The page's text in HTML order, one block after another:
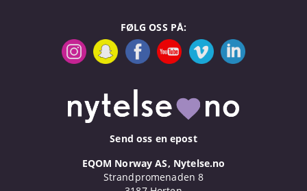
FØLG OSS PÅ:
Send oss en epost
EQOM Norway AS, Nytelse.no
Strandpromenaden 8